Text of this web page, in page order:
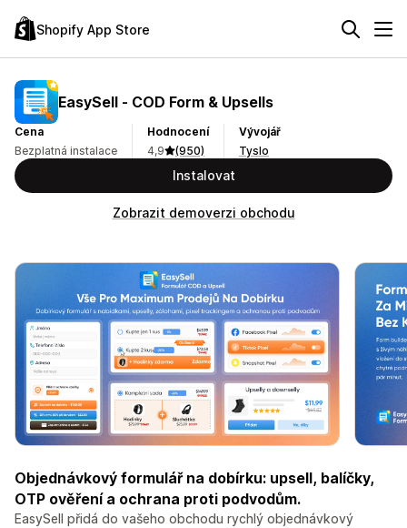
Shopify App Store
EasySell ‑ COD Form & Upsells
Cena
Bezplatná instalace
Hodnocení
4,9
(950)
Vývojář
Tyslo
Instalovat
Zobrazit demoverzi obchodu
Objednávkový formulář na dobírku: upsell, balíčky,
OTP ověření a ochrana proti podvodům.
EasySell přidá do vašeho obchodu rychlý objednávkový